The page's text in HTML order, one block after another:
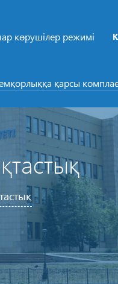
көрушілер режимі
қарсы